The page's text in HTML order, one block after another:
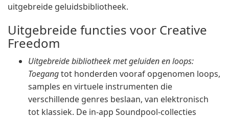
uitgebreide geluidsbibliotheek.
Uitgebreide functies voor Creative
Freedom
Uitgebreide bibliotheek met geluiden en loops:
Toegangtot honderden vooraf opgenomen loops,
samples en virtuele instrumenten die
verschillende genres beslaan, van elektronisch
tot klassiek. De in-app Soundpool-collecties